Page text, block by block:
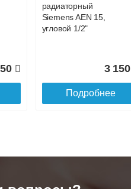
Подробнее
Конвектор
радиаторный
Siemens AEN 15,
угловой 1/2"
3 150
Подробнее